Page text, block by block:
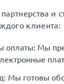
и
клиента:
оплаты: Мы
Мы готовы